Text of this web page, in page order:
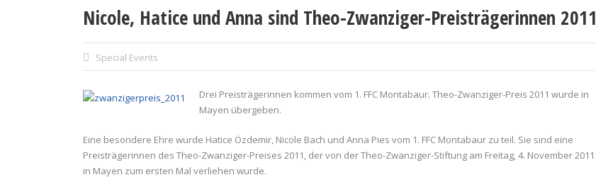
Nicole, Hatice und Anna sind Theo-Zwanziger-Preisträgerinnen 2011
Special Events
Drei Preisträgerinnen kommen vom 1. FFC Montabaur. Theo-Zwanziger-Preis 2011 wurde in
Mayen übergeben.
Eine besondere Ehre wurde Hatice Özdemir, Nicole Bach und Anna Pies vom 1. FFC Montabaur zu teil. Sie sind eine
Preisträgerinnen des Theo-Zwanziger-Preises 2011, der von der Theo-Zwanziger-Stiftung am Freitag, 4. November 2011
in Mayen zum ersten Mal verliehen wurde.